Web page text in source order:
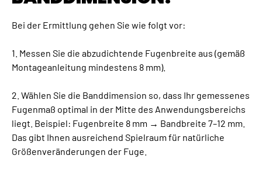
Bei der Ermittlung gehen Sie wie folgt vor:
1. Messen Sie die abzudichtende Fugenbreite aus (gemäß
Montageanleitung mindestens 8 mm).
2. Wählen Sie die Banddimension so, dass Ihr gemessenes
Fugenmaß optimal in der Mitte des Anwendungsbereichs
liegt. Beispiel: Fugenbreite 8 mm → Bandbreite 7–12 mm.
Das gibt Ihnen ausreichend Spielraum für natürliche
Größenveränderungen der Fuge.